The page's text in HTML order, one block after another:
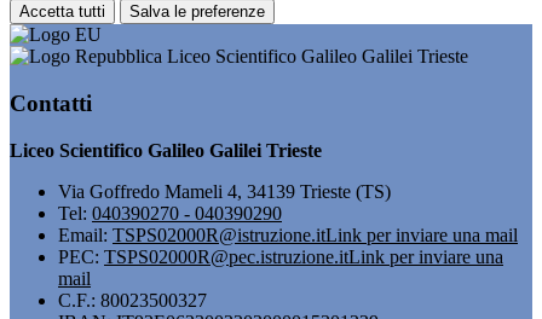
Accetta tutti Salva le preferenze
Liceo Scientifico Galileo Galilei Trieste
Contatti
Liceo Scientifico Galileo Galilei Trieste
Via Goffredo Mameli 4, 34139 Trieste (TS)
Tel: 040390270 - 040390290
Email: TSPS02000R@istruzione.itLink per inviare una mail
PEC: TSPS02000R@pec.istruzione.itLink per inviare una
mail
C.F.: 80023500327